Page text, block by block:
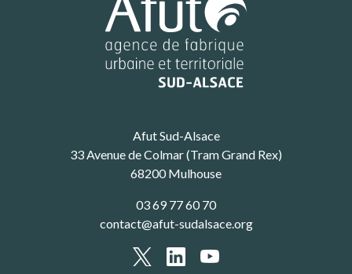
Afut Sud-Alsace
33 Avenue de Colmar (Tram Grand Rex)
68200 Mulhouse
03 69 77 60 70
contact@afut-sudalsace.org